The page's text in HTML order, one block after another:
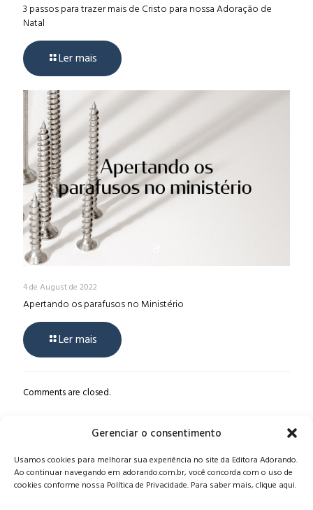
Gerenciar o consentimento
Usamos cookies para melhorar sua experiência no site da Editora Adorando.
Ao continuar navegando em adorando.com.br, você concorda com o uso de
cookies conforme nossa Política de Privacidade. Para saber mais, clique aqui.
3 passos para trazer mais de Cristo para nossa Adoração de
Natal
Ler mais
4 de August de 2022
Apertando os parafusos no Ministério
Ler mais
Comments are closed.
Alameda Oscar Niemeyer, 1033 – 7º Andar - Portaria 04, Vila da
Serra - Nova Lima/MG, CEP: 34006-065 - MG
CONTATO:editora@adorando.com.br